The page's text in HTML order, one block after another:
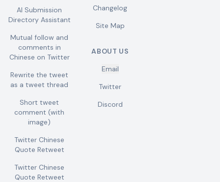
AI Submission
Directory Assistant
Mutual follow and
comments in
Chinese on Twitter
Rewrite the tweet
as a tweet thread
Short tweet
comment (with
image)
Twitter Chinese
Quote Retweet
Twitter Chinese
Quote Retweet
Changelog
Site Map
ABOUT US
Email
Twitter
Discord